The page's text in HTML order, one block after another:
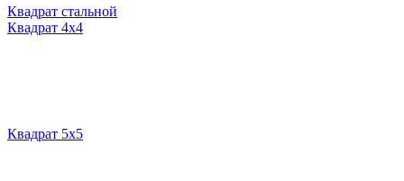
Квадрат стальной
Квадрат 4х4
Квадрат 5х5